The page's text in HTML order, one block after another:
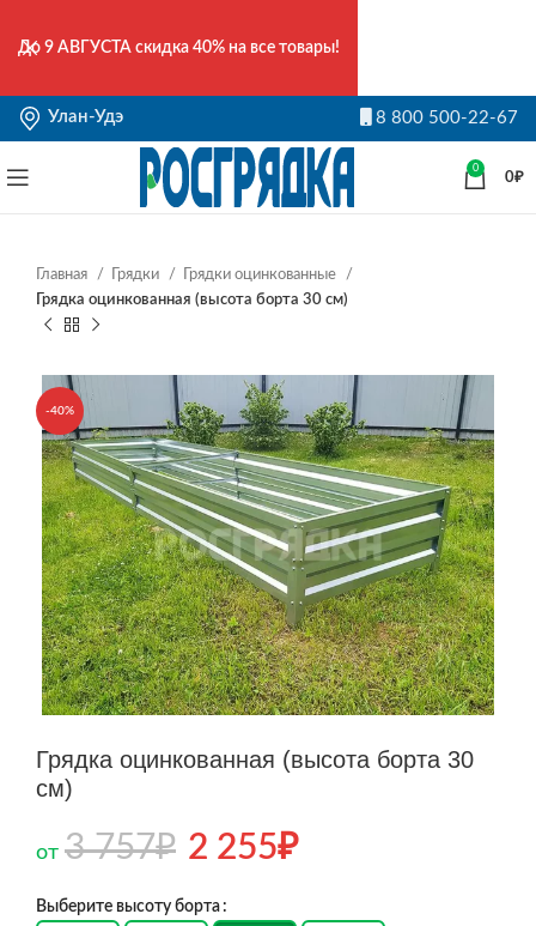
Улан-Удэ 8 800 500-22-67
0
0₽
Главная Грядки
Грядки оцинкованные
Грядка оцинкованная (высота борта 30 см)
-40%
Грядка оцинкованная (высота борта 30
см)
от 3 757₽ 2 255₽
Выберите высоту борта
До 9 АВГУСТА скидка 40% на все товары!